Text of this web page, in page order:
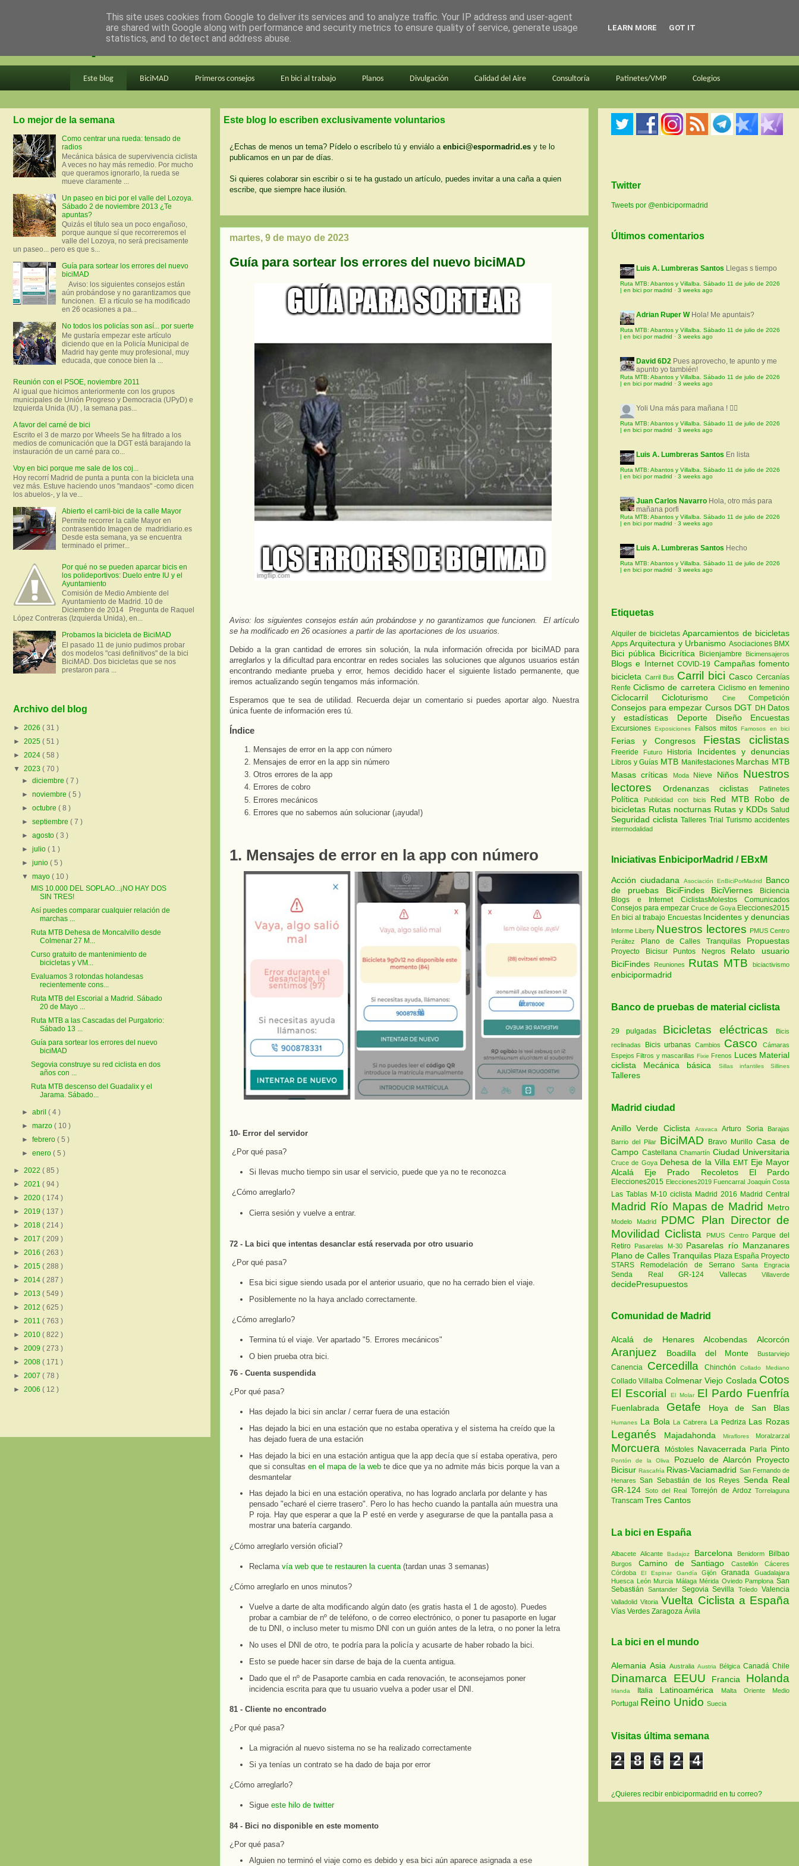
en bici por madrid
Este blog BiciMAD Primeros consejos En bici al trabajo Planos Divulgación Calidad del Aire Consultoría Patinetes/VMP Colegios
Este blog lo escriben exclusivamente voluntarios
¿Echas de menos un tema? Pídelo o escríbelo tú y enviálo a enbici@espormadrid.es y te lo
publicamos en un par de días.
Si quieres colaborar sin escribir o si te ha gustado un artículo, puedes invitar a una caña a quien
escribe, que siempre hace ilusión.
martes, 9 de mayo de 2023
Guía para sortear los errores del nuevo biciMAD
Aviso: los siguientes consejos están aún probándose y no garantizamos que funcionen. El artículo
se ha modificado en 26 ocasiones a partir de las aportaciones de los usuarios.
Debido a la gran cantidad de errores sin solución, la nula información ofrecida por biciMAD para
arreglarlos y la dificultad para encontrar en redes sociales las soluciones que algunos usuarios están
encontrando mediante prueba y error, hemos decidido hacer el siguiente listado permanente, que
iremos actualizando según tengamos más información.
Esperamos que te sea de utilidad. Recuerda dejar un comentario si puedes aportar algo. Nuestra
única fuente de información eres tú.
Índice
Mensajes de error en la app con número
Mensajes de error en la app sin número
Otros errores de la app
Errores de cobro
Errores mecánicos
Errores que no sabemos aún solucionar (¡ayuda!)
1. Mensajes de error en la app con número
10- Error del servidor
¿Por qué pasa?
Si llevas mucho tiempo sin usar el servicio, puede que ya no te reconozca
¿Cómo arreglarlo?
Cierra sesión y vuelve a entrar.
72 - La bici que intentas desanclar está reservada por otro usuario
¿Por qué pasa?
Esa bici sigue siendo usada por el anterior usuario, que no ha cerrado bien el viaje.
Posiblemente no la haya anclado correctamente.
¿Cómo arreglarlo?
Termina tú el viaje. Ver apartado "5. Errores mecánicos"
O bien prueba otra bici.
76 - Cuenta suspendida
¿Por qué pasa?
Has dejado la bici sin anclar / cerrar fuera de una estación
Has dejado la bici en una estación que no estaba operativa y el sistema ha creído que la
has dejado fuera de una estación
Has dejado la bici en una estación antigua que la app decía que sí estaba operativa, pero
que si consultas en el mapa de la webte dice que ya no admite más bicis porque la van a
desmantelar
Has dejado la bici en una estación operativa, no has logrado anclarla por delante y has
pensado "echaré el cierre trasero". Pero lo has hecho cuando la pantalla aún muestra una
P roja. Hay que esperar a que la P esté en verde y asegurarse de que la pantalla pasa a
mostrar una batería cargando.
¿Cómo arreglarlo versión oficial?
Reclama vía web que te restauren la cuenta(tardan unas 3 semanas)
¿Cómo arreglarlo en unos minutos?
Vuelve a darte de alta modificando algún dato (es gratis hasta el 1 de agosto). Puedes
probar a cambiar de nº de teléfono, o de correo electrónico, o poner tu pasaporte en lugar
de tu DNI, o incluso meter tu mismo DNI con un guión antes de la letra, o no poner la letra
No uses el DNI de otro, te podría para la policía y acusarte de haber robado la bici.
Esto se puede hacer sin darse de baja de la cuenta antigua.
Dado que el nº de Pasaporte cambia en cada renovación, te aconsejamos poner
incidencia escrita para que tu usuario vuelva a poder usar el DNI.
81 - Cliente no encontrado
¿Por qué pasa?
La migración al nuevo sistema no se ha realizado correctamente
Si ya tenías un contrato se ha dado de baja por error
¿Cómo arreglarlo?
Sigue este hilo de twitter
84 - Bici no disponible en este momento
¿Por qué pasa?
Alguien no terminó el viaje como es debido y esa bici aún aparece asignada a ese
Lo mejor de la semana
Como centrar una rueda: tensado de
radios
Mecánica básica de supervivencia ciclista
A veces no hay más remedio. Por mucho
que queramos ignorarlo, la rueda se
mueve claramente ...
Un paseo en bici por el valle del Lozoya.
Sábado 2 de noviembre 2013 ¿Te
apuntas?
Quizás el título sea un poco engañoso,
porque aunque sí que recorreremos el
valle del Lozoya, no será precisamente
un paseo... pero es que s...
Guía para sortear los errores del nuevo
biciMAD
Aviso: los siguientes consejos están
aún probándose y no garantizamos que
funcionen. El a rtículo se ha modificado
en 26 ocasiones a pa...
No todos los policías son así... por suerte
Me gustaría empezar este artículo
diciendo que en la Policía Municipal de
Madrid hay gente muy profesional, muy
educada, que conoce bien la ...
Reunión con el PSOE, noviembre 2011
Al igual que hicimos anteriormente con los grupos
municipales de Unión Progreso y Democracia (UPyD) e
Izquierda Unida (IU) , la semana pas...
A favor del carné de bici
Escrito el 3 de marzo por Wheels Se ha filtrado a los
medios de comunicación que la DGT está barajando la
instauración de un carné para co...
Voy en bici porque me sale de los coj...
Hoy recorrí Madrid de punta a punta con la bicicleta una
vez más. Estuve haciendo unos "mandaos" -como dicen
los abuelos-, y la ve...
Abierto el carril-bici de la calle Mayor
Permite recorrer la calle Mayor en
contrasentido Imagen de madridiario.es
Desde esta semana, ya se encuentra
terminado el primer...
Por qué no se pueden aparcar bicis en
los polideportivos: Duelo entre IU y el
Ayuntamiento
Comisión de Medio Ambiente del
Ayuntamiento de Madrid. 10 de
Diciembre de 2014 Pregunta de Raquel
López Contreras (Izquierda Unida), en...
Probamos la bicicleta de BiciMAD
El pasado 11 de junio pudimos probar
dos modelos "casi definitivos" de la bici
BiciMAD. Dos bicicletas que se nos
prestaron para ...
Archivo del blog
► 2026 ( 31 )
► 2025 ( 51 )
► 2024 ( 58 )
▼ 2023 ( 70 )
►diciembre( 7 )
►noviembre( 5 )
►octubre( 8 )
►septiembre( 7 )
►agosto( 3 )
►julio( 1 )
►junio( 5 )
▼mayo( 10 )
MIS 10.000 DEL SOPLAO...¡NO HAY DOS
SIN TRES!
Así puedes comparar cualquier relación de
marchas ...
Ruta MTB Dehesa de Moncalvillo desde
Colmenar 27 M...
Curso gratuito de mantenimiento de
bicicletas y VM...
Evaluamos 3 rotondas holandesas
recientemente cons...
Ruta MTB del Escorial a Madrid. Sábado
20 de Mayo ...
Ruta MTB a las Cascadas del Purgatorio:
Sábado 13 ...
Guía para sortear los errores del nuevo
biciMAD
Segovia construye su red ciclista en dos
años con ...
Ruta MTB descenso del Guadalix y el
Jarama. Sábado...
►abril( 4 )
►marzo( 10 )
►febrero( 5 )
►enero( 5 )
► 2022 ( 85 )
► 2021 ( 94 )
► 2020 ( 174 )
► 2019 ( 137 )
► 2018 ( 214 )
► 2017 ( 209 )
► 2016 ( 263 )
► 2015 ( 288 )
► 2014 ( 287 )
► 2013 ( 549 )
► 2012 ( 625 )
► 2011 ( 763 )
► 2010 ( 822 )
► 2009 ( 273 )
► 2008 ( 171 )
► 2007 ( 78 )
► 2006 ( 12 )
Twitter
Tweets por @enbicipormadrid
Últimos comentarios
Luis A. Lumbreras Santos Llegas s tiempo
Ruta MTB: Abantos y Villalba. Sábado 11 de julio de 2026
| en bici por madrid · 3 weeks ago
Adrian Ruper W Hola! Me apuntais?
Ruta MTB: Abantos y Villalba. Sábado 11 de julio de 2026
| en bici por madrid · 3 weeks ago
David 6D2 Pues aprovecho, te apunto y me
apunto yo también!
Ruta MTB: Abantos y Villalba. Sábado 11 de julio de 2026
| en bici por madrid · 3 weeks ago
Yoli Una más para mañana ! 🚵‍♀️
Ruta MTB: Abantos y Villalba. Sábado 11 de julio de 2026
| en bici por madrid · 3 weeks ago
Luis A. Lumbreras Santos En lista
Ruta MTB: Abantos y Villalba. Sábado 11 de julio de 2026
| en bici por madrid · 3 weeks ago
Juan Carlos Navarro Hola, otro más para
mañana porfi
Ruta MTB: Abantos y Villalba. Sábado 11 de julio de 2026
| en bici por madrid · 3 weeks ago
Luis A. Lumbreras Santos Hecho
Ruta MTB: Abantos y Villalba. Sábado 11 de julio de 2026
| en bici por madrid · 3 weeks ago
Etiquetas
Alquiler de bicicletasAparcamientos de bicicletas
AppsArquitectura y Urbanismo Asociaciones BMX
Bici pública Bicicrítica Bicienjambre Bicimensajeros
Blogs e InternetCOVID-19 Campañas fomento
bicicleta Carril Bus Carril biciCascoCercanías
RenfeCiclismo de carretera Ciclismo en femenino
CiclocarrilCicloturismo CineCompetición
Consejos para empezar Cursos DGT DH Datos
y estadísticas Deporte Diseño Encuestas
ExcursionesExposiciones Falsos mitosFamosos en bici
Ferias y Congresos Fiestas ciclistas
Freeride Futuro Historia Incidentes y denuncias
Libros y Guías MTB Manifestaciones Marchas MTB
Masas críticas
Moda Nieve Niños Nuestros
lectores
Ordenanzas ciclistas Patinetes
Política Publicidad con bicis Red MTB Robo de
bicicletas Rutas nocturnas Rutas y KDDs Salud
Seguridad ciclistaTalleres Trial Turismoaccidentes
intermodalidad
Iniciativas EnbiciporMadrid / EBxM
Acción ciudadana Asociación EnBiciPorMadrid
Banco
de pruebas
BiciFindes BiciViernes
Biciencia
Blogs e Internet
CiclistasMolestos
Comunicados
Consejos para empezar Cruce de Goya Elecciones2015
En bici al trabajo Encuestas Incidentes y denuncias
Informe Liberty Nuestros lectores
PMUS Centro
Peráltez
Plano de Calles Tranquilas Propuestas
Proyecto Bicisur Puntos Negros
Relato usuario
BiciFindes
Reuniones Rutas MTB biciactivismo
enbicipormadrid
Banco de pruebas de material ciclista
29 pulgadas Bicicletas eléctricas
Bicis
reclinadas
Bicis urbanas Cambios Casco
Cámaras
Espejos Filtros y mascarillas Fixie Frenos Luces Material
ciclista
Mecánica básica Sillas infantiles Sillines
Talleres
Madrid ciudad
Anillo Verde Ciclista AravacaArturo Soria
Barajas
Barrio del Pilar BiciMAD Bravo MurilloCasa de
Campo Castellana Chamartín Ciudad Universitaria
Cruce de Goya Dehesa de la Villa EMT Eje Mayor
Alcalá Eje Prado Recoletos El Pardo
Elecciones2015 Elecciones2019 Fuencarral Joaquín Costa
Las Tablas M-10 ciclista Madrid 2016 Madrid Central
Madrid Río Mapas de Madrid Metro
Modelo Madrid PDMC Plan Director de
Movilidad Ciclista
PMUS Centro Parque del
Retiro Pasarelas M-30 Pasarelas río Manzanares
Plano de Calles Tranquilas Plaza España Proyecto
STARS Remodelación de Serrano Santa Engracia
Senda Real GR-124 Vallecas Villaverde
decidePresupuestos
Comunidad de Madrid
Alcalá de HenaresAlcobendas Alcorcón
Aranjuez Boadilla del Monte Bustarviejo
Canencia Cercedilla ChinchónCollado Mediano
Collado Villalba Colmenar Viejo Coslada Cotos
El EscorialEl Molar El Pardo Fuenfría
Fuenlabrada Getafe Hoya de San Blas
Humanes La Bola La Cabrera La Pedriza Las Rozas
Leganés Majadahonda Miraflores Moralzarzal
Morcuera Móstoles Navacerrada Parla Pinto
Pontón de la Oliva Pozuelo de Alarcón Proyecto
BicisurRascafría Rivas-Vaciamadrid San Fernando de
HenaresSan Sebastián de los Reyes Senda Real
GR-124Soto del Real Torrejón de ArdozTorrelaguna
Transcam Tres Cantos
La bici en España
AlbaceteAlicanteBadajoz Barcelona Benidorm Bilbao
Burgos Camino de SantiagoCastellónCáceres
Córdoba El Espinar GandíaGijónGranadaGuadalajara
Huesca León Murcia Málaga Mérida Oviedo PamplonaSan
Sebastián Santander SegoviaSevillaToledoValencia
ValladolidVitoria Vuelta Ciclista a España
Vías Verdes Zaragoza Ávila
La bici en el mundo
Alemania Asia Australia Austria Bélgica Canadá Chile
Dinamarca EEUU Francia Holanda
Irlanda Italia Latinoamérica Malta Oriente Medio
Portugal Reino Unido Suecia
Visitas última semana
2 8 6 2 4
¿Quieres recibir enbicipormadrid en tu correo?
This site uses cookies from Google to deliver its services and to analyze traffic. Your IP address and user-agent
are shared with Google along with performance and security metrics to ensure quality of service, generate usage
statistics, and to detect and address abuse.
LEARN MORE GOT IT